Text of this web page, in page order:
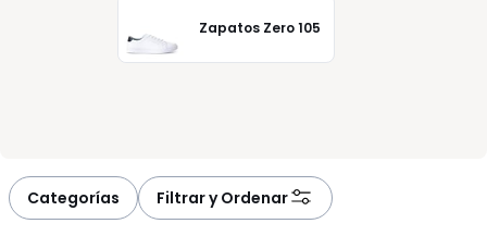
Zapatos Zero 105
Categorías Filtrar y Ordenar